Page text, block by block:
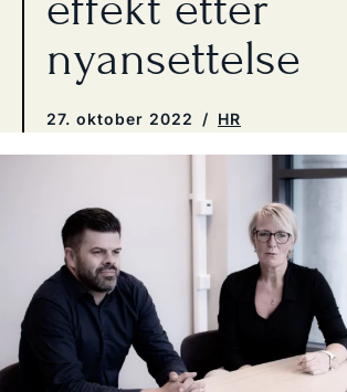
nyansettelse
27. oktober 2022 / HR